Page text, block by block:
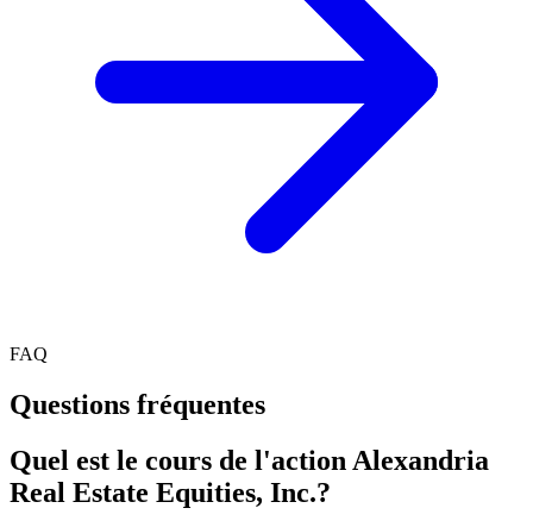
FAQ
Questions fréquentes
Quel est le cours de l'action Alexandria
Real Estate Equities, Inc.?